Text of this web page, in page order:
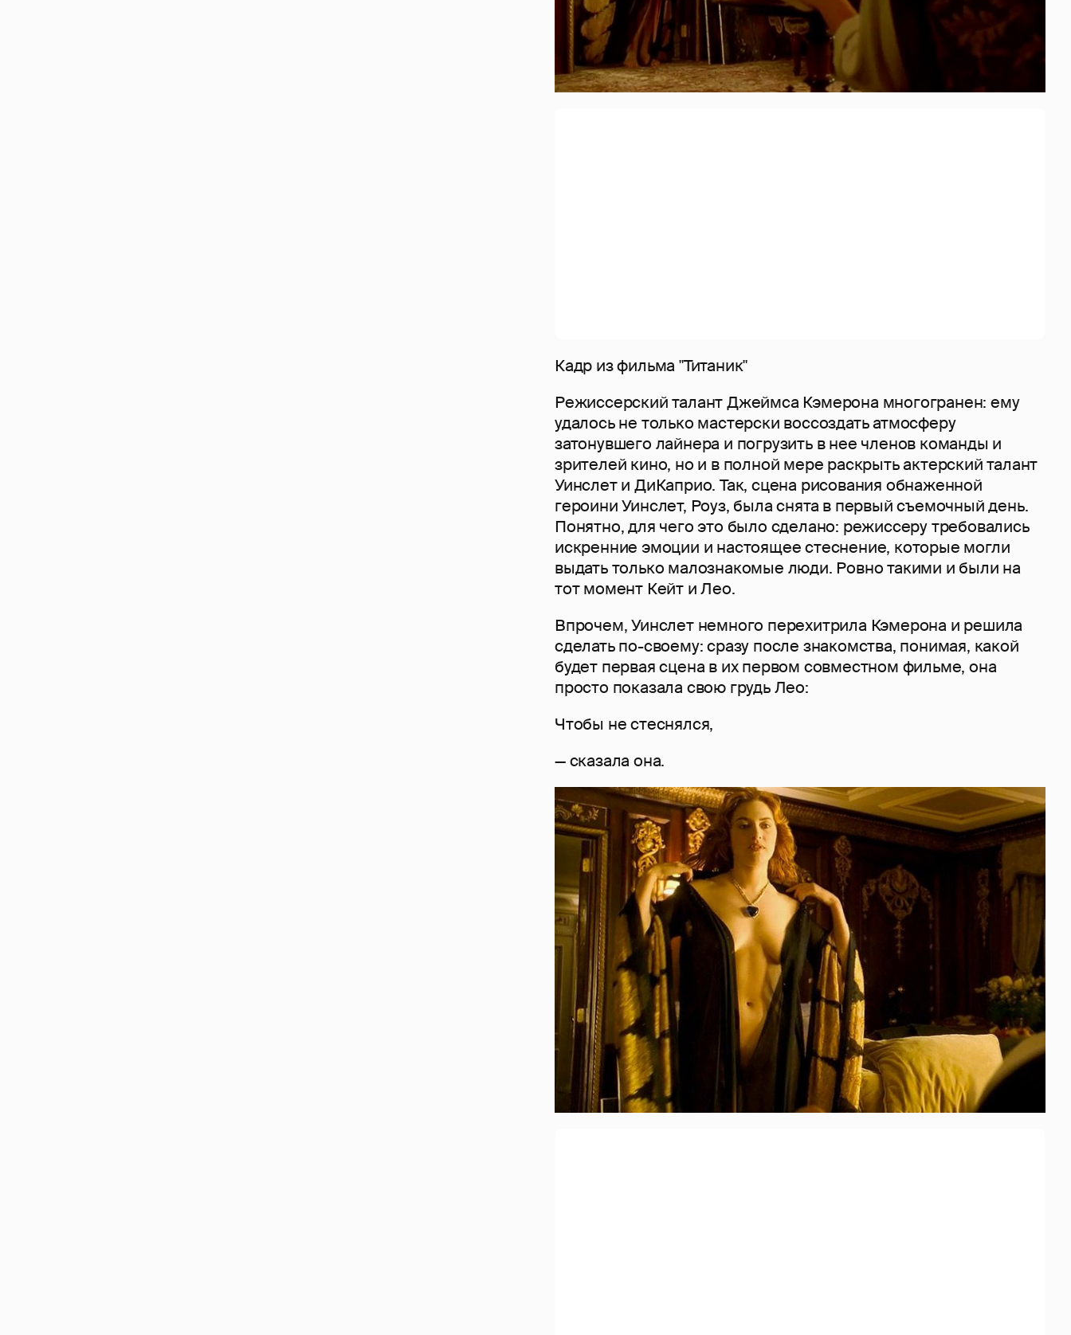
Кадр из фильма "Титаник"
Режиссерский талант Джеймса Кэмерона многогранен: ему
удалось не только мастерски воссоздать атмосферу
затонувшего лайнера и погрузить в нее членов команды и
зрителей кино, но и в полной мере раскрыть актерский талант
Уинслет и ДиКаприо. Так, сцена рисования обнаженной
героини Уинслет, Роуз, была снята в первый съемочный день.
Понятно, для чего это было сделано: режиссеру требовались
искренние эмоции и настоящее стеснение, которые могли
выдать только малознакомые люди. Ровно такими и были на
тот момент Кейт и Лео.
Впрочем, Уинслет немного перехитрила Кэмерона и решила
сделать по-своему: сразу после знакомства, понимая, какой
будет первая сцена в их первом совместном фильме, она
просто показала свою грудь Лео:
Чтобы не стеснялся,
— сказала она.